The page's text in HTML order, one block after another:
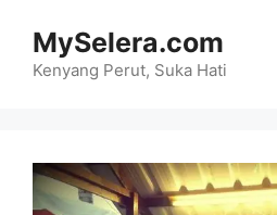
content
MySelera.com
Kenyang Perut, Suka Hati